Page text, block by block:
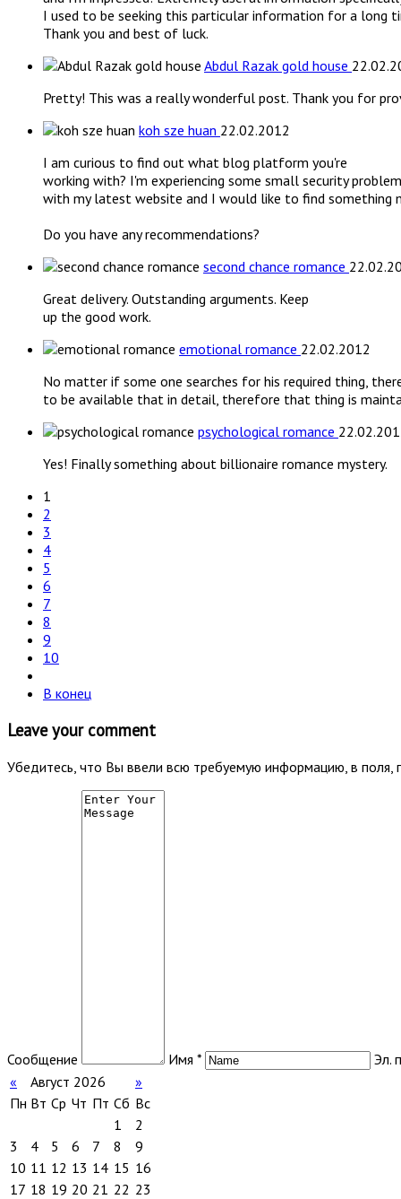
I used to be seeking this particular information for a long
Thank you and best of luck.
Abdul Razak gold house
Pretty! This was a really wonderful post. Thank you for
koh sze huan 22.02.2012
I am curious to find out what blog platform you're
working with? I'm experiencing some small security
with my latest website and I would like to find something
Do you have any recommendations?
second chance romance
Great delivery. Outstanding arguments. Keep
up the good work.
emotional romance 22.02.2012
No matter if some one searches for his required thing,
to be available that in detail, therefore that thing is
psychological romance
Yes! Finally something about billionaire romance mystery.
1
2
3
4
5
6
7
8
9
10
В конец
Leave your comment
Убедитесь, что Вы ввели всю требуемую информацию, в поля,
Сообщение Имя *
Эл.
«
Август 2026
»
Пн Вт Ср Чт Пт Сб Вс
1
2
3
4 5 6 7 8
9
10 11 12 13 14 15 16
17 18 19 20 21 22 23